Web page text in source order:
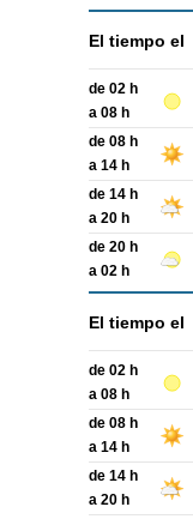
El tiempo el
de 02 h
a 08 h
de 08 h
a 14 h
de 14 h
a 20 h
de 20 h
a 02 h
El tiempo el
de 02 h
a 08 h
de 08 h
a 14 h
de 14 h
a 20 h